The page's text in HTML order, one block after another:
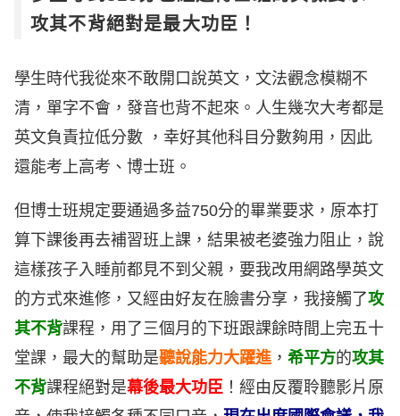
攻其不背絕對是最大功臣！
學生時代我從來不敢開口說英文，文法觀念模糊不
清，單字不會，發音也背不起來。人生幾次大考都是
英文負責拉低分數 ，幸好其他科目分數夠用，因此
還能考上高考、博士班。
但博士班規定要通過多益750分的畢業要求，原本打
算下課後再去補習班上課，結果被老婆強力阻止，說
這樣孩子入睡前都見不到父親，要我改用網路學英文
的方式來進修，又經由好友在臉書分享，我接觸了攻
其不背課程，用了三個月的下班跟課餘時間上完五十
堂課，最大的幫助是聽說能力大躍進， 希平方的攻其
不背課程絕對是幕後最大功臣 ！經由反覆聆聽影片原